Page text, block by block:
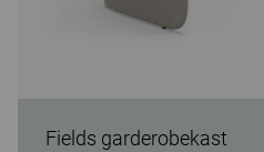
Fields garderobekast